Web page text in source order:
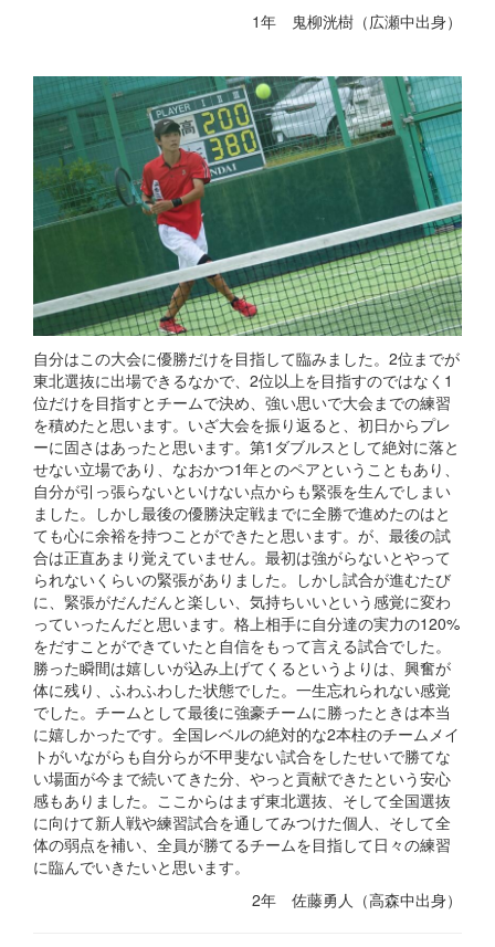
1年 鬼柳洸樹（広瀬中出身）
自分はこの大会に優勝だけを目指して臨みました。2位までが
東北選抜に出場できるなかで、2位以上を目指すのではなく1
位だけを目指すとチームで決め、強い思いで大会までの練習
を積めたと思います。いざ大会を振り返ると、初日からプレ
ーに固さはあったと思います。第1ダブルスとして絶対に落と
せない立場であり、なおかつ1年とのペアということもあり、
自分が引っ張らないといけない点からも緊張を生んでしまい
ました。しかし最後の優勝決定戦までに全勝で進めたのはと
ても心に余裕を持つことができたと思います。が、最後の試
合は正直あまり覚えていません。最初は強がらないとやって
られないくらいの緊張がありました。しかし試合が進むたび
に、緊張がだんだんと楽しい、気持ちいいという感覚に変わ
っていったんだと思います。格上相手に自分達の実力の120%
をだすことができていたと自信をもって言える試合でした。
勝った瞬間は嬉しいが込み上げてくるというよりは、興奮が
体に残り、ふわふわした状態でした。一生忘れられない感覚
でした。チームとして最後に強豪チームに勝ったときは本当
に嬉しかったです。全国レベルの絶対的な2本柱のチームメイ
トがいながらも自分らが不甲斐ない試合をしたせいで勝てな
い場面が今まで続いてきた分、やっと貢献できたという安心
感もありました。ここからはまず東北選抜、そして全国選抜
に向けて新人戦や練習試合を通してみつけた個人、そして全
体の弱点を補い、全員が勝てるチームを目指して日々の練習
に臨んでいきたいと思います。
2年 佐藤勇人（高森中出身）